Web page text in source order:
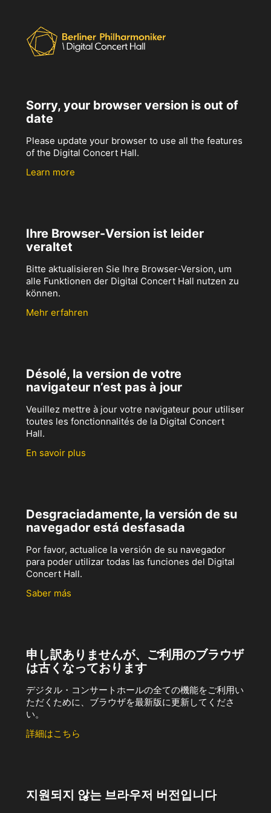
Sorry, your browser version is out of
date
Please update your browser to use all the features
of the Digital Concert Hall.
Learn more
Ihre Browser-Version ist leider
veraltet
Bitte aktualisieren Sie Ihre Browser-Version, um
alle Funktionen der Digital Concert Hall nutzen zu
können.
Mehr erfahren
Désolé, la version de votre
navigateur n’est pas à jour
Veuillez mettre à jour votre navigateur pour utiliser
toutes les fonctionnalités de la Digital Concert
Hall.
En savoir plus
Desgraciadamente, la versión de su
navegador está desfasada
Por favor, actualice la versión de su navegador
para poder utilizar todas las funciones del Digital
Concert Hall.
Saber más
申し訳ありませんが、ご利用のブラウザ
は古くなっております
デジタル・コンサートホールの全ての機能をご利用い
ただくために、ブラウザを最新版に更新してくださ
い。
詳細はこちら
지원되지 않는 브라우저 버전입니다